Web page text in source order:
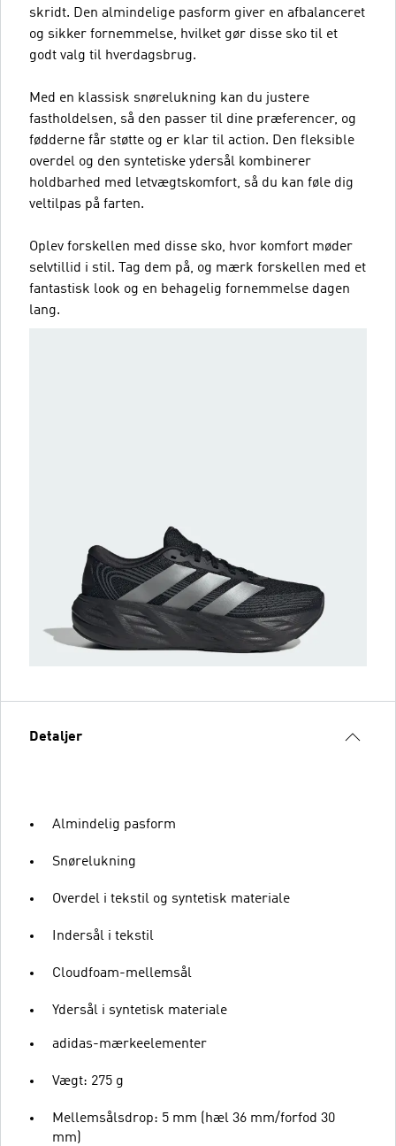
skridt. Den almindelige pasform giver en afbalanceret
og sikker fornemmelse, hvilket gør disse sko til et
godt valg til hverdagsbrug.
Med en klassisk snørelukning kan du justere
fastholdelsen, så den passer til dine præferencer, og
fødderne får støtte og er klar til action. Den fleksible
overdel og den syntetiske ydersål kombinerer
holdbarhed med letvægtskomfort, så du kan føle dig
veltilpas på farten.
Oplev forskellen med disse sko, hvor komfort møder
selvtillid i stil. Tag dem på, og mærk forskellen med et
fantastisk look og en behagelig fornemmelse dagen
lang.
Detaljer
Almindelig pasform
Snørelukning
Overdel i tekstil og syntetisk materiale
Indersål i tekstil
Cloudfoam-mellemsål
Ydersål i syntetisk materiale
adidas-mærkeelementer
Vægt: 275 g
Mellemsålsdrop: 5 mm (hæl 36 mm/forfod 30
mm)